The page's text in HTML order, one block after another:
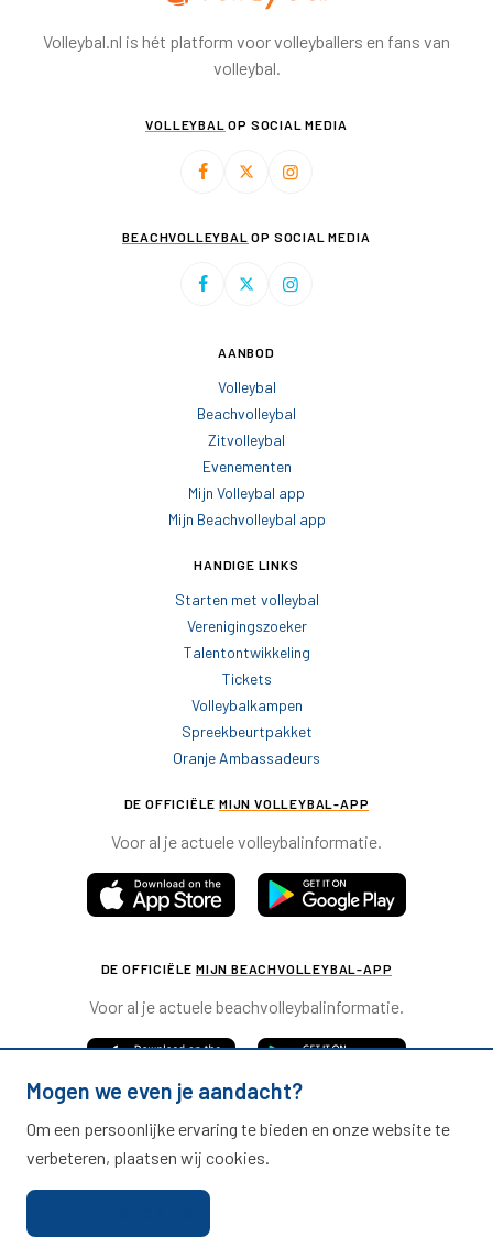
Volleybal.nl is hét platform voor volleyballers en fans van
volleybal.
VOLLEYBAL OP SOCIAL MEDIA
BEACHVOLLEYBAL OP SOCIAL MEDIA
AANBOD
Volleybal
Beachvolleybal
Zitvolleybal
Evenementen
Mijn Volleybal app
Mijn Beachvolleybal app
HANDIGE LINKS
Starten met volleybal
Verenigingszoeker
Talentontwikkeling
Tickets
Volleybalkampen
Spreekbeurtpakket
Oranje Ambassadeurs
DE OFFICIËLE MIJN VOLLEYBAL-APP
Voor al je actuele volleybalinformatie.
DE OFFICIËLE MIJN BEACHVOLLEYBAL-APP
Voor al je actuele beachvolleybalinformatie.
Mogen we even je aandacht?
Om een persoonlijke ervaring te bieden en onze website te
verbeteren, plaatsen wij cookies.